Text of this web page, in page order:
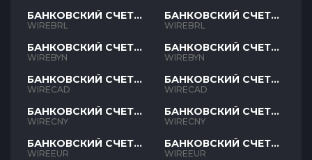
БАНКОВСКИЙ СЧЕТ
BRL
WIREBRL
БАНКОВСКИЙ СЧЕТ
BYN
WIREBYN
БАНКОВСКИЙ СЧЕТ
CAD
WIRECAD
БАНКОВСКИЙ СЧЕТ
CNY
WIRECNY
БАНКОВСКИЙ СЧЕТ
EUR
WIREEUR
БАНКОВСКИЙ СЧЕТ
BRL
WIREBRL
БАНКОВСКИЙ СЧЕТ
BYN
WIREBYN
БАНКОВСКИЙ СЧЕТ
CAD
WIRECAD
БАНКОВСКИЙ СЧЕТ
CNY
WIRECNY
БАНКОВСКИЙ СЧЕТ
EUR
WIREEUR